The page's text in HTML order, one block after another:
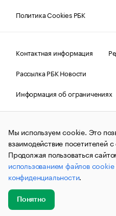
Политика Cookies РБК
Контактная информация
Рассылка РБК Новости
Информация об ограничениях
Правовая информация
О
© АО
и материалы информационного
(зарегистрировано
связи, информационных
коммуникаций (Роскомнадзор)
№ФС77-63848)
публикации могут содержать
не предназначенную для
до 18 лет.
Мы используем cookie. Это
взаимодействие посетителей
Продолжая пользоваться
использованием файлов cookie
конфиденциальности.
Понятно